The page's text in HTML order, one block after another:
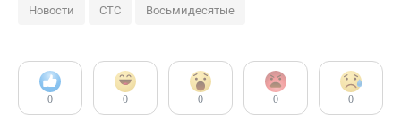
Новости СТС Восьмидесятые
0 0 0 0 0